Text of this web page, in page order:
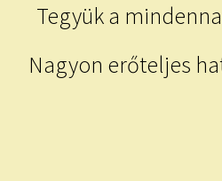
Tegyük a
Nagyon erőteljes